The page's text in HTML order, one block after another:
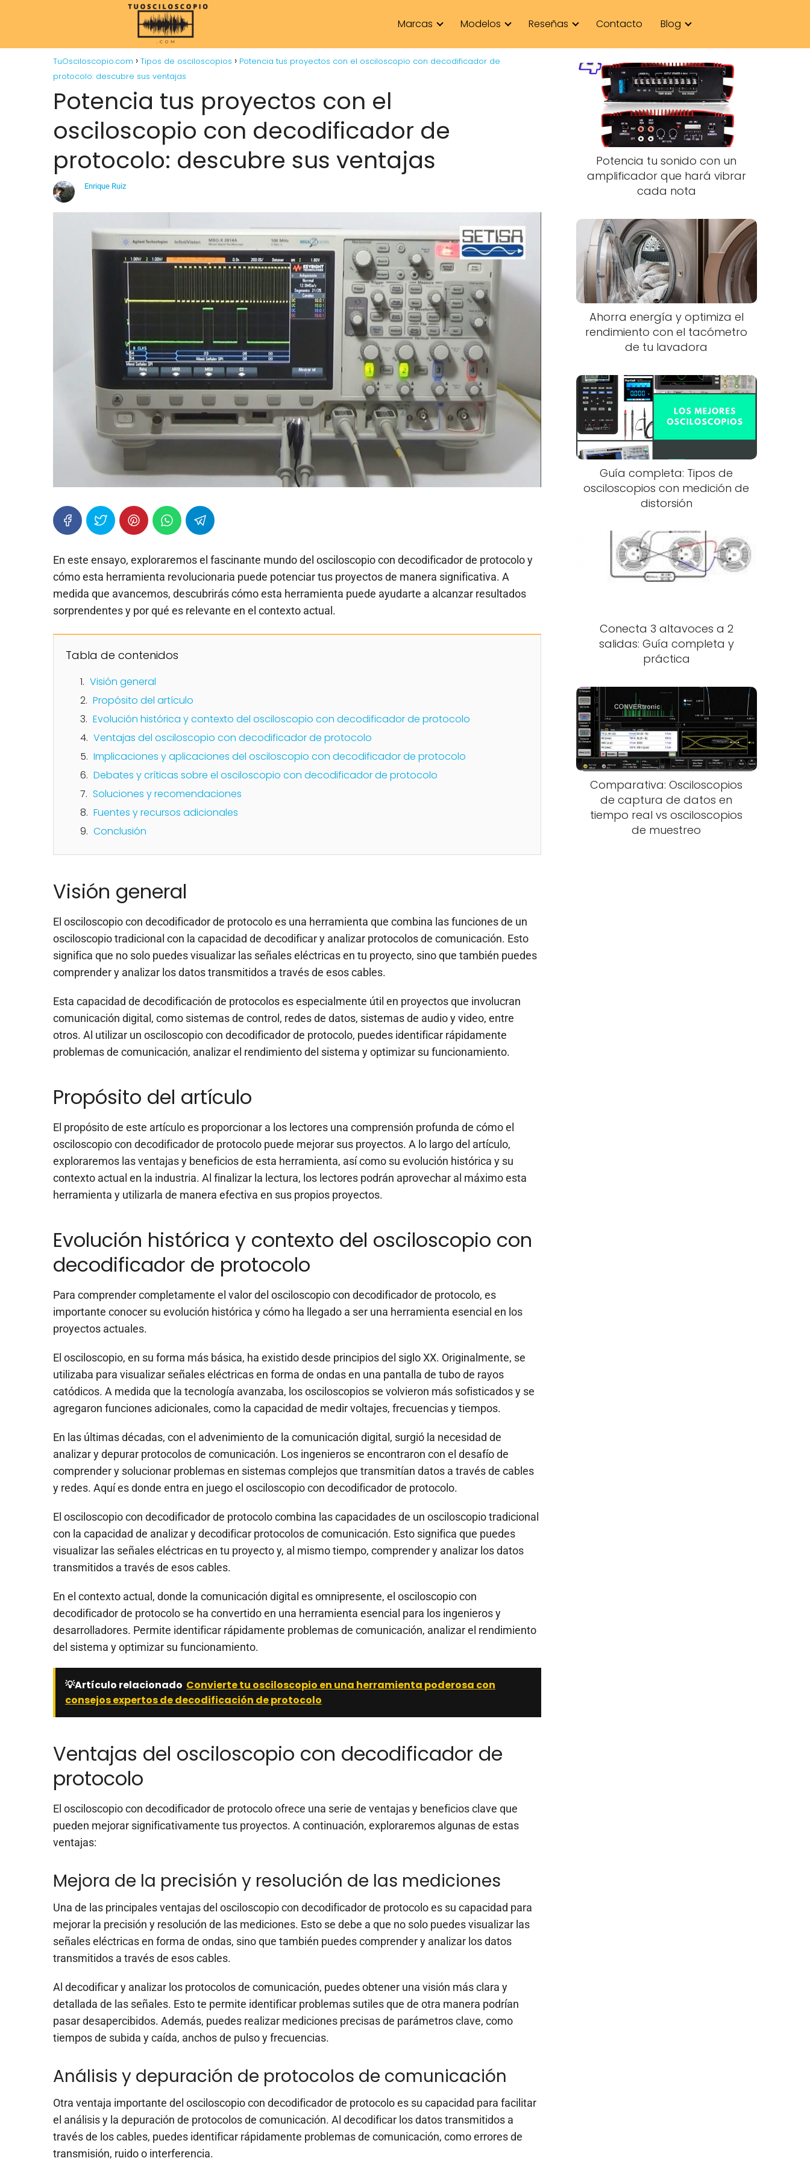
Marcas Modelos Reseñas Contacto Blog
TuOsciloscopio.com Tipos de osciloscopios
Potencia tus proyectos con el osciloscopio con decodificador de
protocolo: descubre sus ventajas
Potencia tus proyectos con el
osciloscopio con decodificador de
protocolo: descubre sus ventajas
Enrique Ruiz
En este ensayo, exploraremos el fascinante mundo del osciloscopio con decodificador de protocolo y
cómo esta herramienta revolucionaria puede potenciar tus proyectos de manera significativa. A
medida que avancemos, descubrirás cómo esta herramienta puede ayudarte a alcanzar resultados
sorprendentes y por qué es relevante en el contexto actual.
Tabla de contenidos
Visión general
Propósito del artículo
Evolución histórica y contexto del osciloscopio con decodificador de protocolo
Ventajas del osciloscopio con decodificador de protocolo
Implicaciones y aplicaciones del osciloscopio con decodificador de protocolo
Debates y críticas sobre el osciloscopio con decodificador de protocolo
Soluciones y recomendaciones
Fuentes y recursos adicionales
Conclusión
Visión general
El osciloscopio con decodificador de protocolo es una herramienta que combina las funciones de un
osciloscopio tradicional con la capacidad de decodificar y analizar protocolos de comunicación. Esto
significa que no solo puedes visualizar las señales eléctricas en tu proyecto, sino que también puedes
comprender y analizar los datos transmitidos a través de esos cables.
Esta capacidad de decodificación de protocolos es especialmente útil en proyectos que involucran
comunicación digital, como sistemas de control, redes de datos, sistemas de audio y video, entre
otros. Al utilizar un osciloscopio con decodificador de protocolo, puedes identificar rápidamente
problemas de comunicación, analizar el rendimiento del sistema y optimizar su funcionamiento.
Propósito del artículo
El propósito de este artículo es proporcionar a los lectores una comprensión profunda de cómo el
osciloscopio con decodificador de protocolo puede mejorar sus proyectos. A lo largo del artículo,
exploraremos las ventajas y beneficios de esta herramienta, así como su evolución histórica y su
contexto actual en la industria. Al finalizar la lectura, los lectores podrán aprovechar al máximo esta
herramienta y utilizarla de manera efectiva en sus propios proyectos.
Evolución histórica y contexto del osciloscopio con
decodificador de protocolo
Para comprender completamente el valor del osciloscopio con decodificador de protocolo, es
importante conocer su evolución histórica y cómo ha llegado a ser una herramienta esencial en los
proyectos actuales.
El osciloscopio, en su forma más básica, ha existido desde principios del siglo XX. Originalmente, se
utilizaba para visualizar señales eléctricas en forma de ondas en una pantalla de tubo de rayos
catódicos. A medida que la tecnología avanzaba, los osciloscopios se volvieron más sofisticados y se
agregaron funciones adicionales, como la capacidad de medir voltajes, frecuencias y tiempos.
En las últimas décadas, con el advenimiento de la comunicación digital, surgió la necesidad de
analizar y depurar protocolos de comunicación. Los ingenieros se encontraron con el desafío de
comprender y solucionar problemas en sistemas complejos que transmitían datos a través de cables
y redes. Aquí es donde entra en juego el osciloscopio con decodificador de protocolo.
El osciloscopio con decodificador de protocolo combina las capacidades de un osciloscopio tradicional
con la capacidad de analizar y decodificar protocolos de comunicación. Esto significa que puedes
visualizar las señales eléctricas en tu proyecto y, al mismo tiempo, comprender y analizar los datos
transmitidos a través de esos cables.
En el contexto actual, donde la comunicación digital es omnipresente, el osciloscopio con
decodificador de protocolo se ha convertido en una herramienta esencial para los ingenieros y
desarrolladores. Permite identificar rápidamente problemas de comunicación, analizar el rendimiento
del sistema y optimizar su funcionamiento.
💡Artículo relacionado Convierte tu osciloscopio en una herramienta poderosa con
consejos expertos de decodificación de protocolo
Ventajas del osciloscopio con decodificador de
protocolo
El osciloscopio con decodificador de protocolo ofrece una serie de ventajas y beneficios clave que
pueden mejorar significativamente tus proyectos. A continuación, exploraremos algunas de estas
ventajas:
Mejora de la precisión y resolución de las mediciones
Una de las principales ventajas del osciloscopio con decodificador de protocolo es su capacidad para
mejorar la precisión y resolución de las mediciones. Esto se debe a que no solo puedes visualizar las
señales eléctricas en forma de ondas, sino que también puedes comprender y analizar los datos
transmitidos a través de esos cables.
Al decodificar y analizar los protocolos de comunicación, puedes obtener una visión más clara y
detallada de las señales. Esto te permite identificar problemas sutiles que de otra manera podrían
pasar desapercibidos. Además, puedes realizar mediciones precisas de parámetros clave, como
tiempos de subida y caída, anchos de pulso y frecuencias.
Análisis y depuración de protocolos de comunicación
Otra ventaja importante del osciloscopio con decodificador de protocolo es su capacidad para facilitar
el análisis y la depuración de protocolos de comunicación. Al decodificar los datos transmitidos a
través de los cables, puedes identificar rápidamente problemas de comunicación, como errores de
transmisión, ruido o interferencia.
Potencia tu sonido con un
amplificador que hará vibrar
cada nota
Ahorra energía y optimiza el
rendimiento con el tacómetro
de tu lavadora
Guía completa: Tipos de
osciloscopios con medición de
distorsión
Conecta 3 altavoces a 2
salidas: Guía completa y
práctica
Comparativa: Osciloscopios
de captura de datos en
tiempo real vs osciloscopios
de muestreo